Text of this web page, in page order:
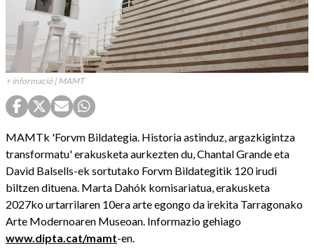
+ informació | MAMT
MAMTk 'Forvm Bildategia. Historia astinduz, argazkigintza
transformatu' erakusketa aurkezten du, Chantal Grande eta
David Balsells-ek sortutako Forvm Bildategitik 120 irudi
biltzen dituena. Marta Dahók komisariatua, erakusketa
2027ko urtarrilaren 10era arte egongo da irekita Tarragonako
Arte Modernoaren Museoan. Informazio gehiago
www.dipta.cat/mamt-en.